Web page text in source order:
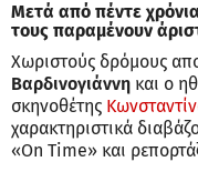
Μετά από πέντε
τους παραμένουν
Χωριστούς δρόμους
Βαρδινογιάννη και ο
σκηνοθέτης
χαρακτηριστικά
«On Time» και